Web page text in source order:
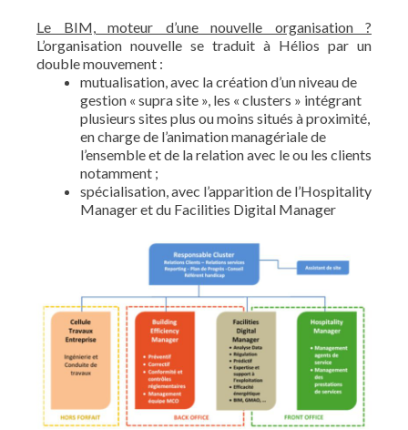
Le BIM, moteur d’une nouvelle organisation ?
L’organisation nouvelle se traduit à Hélios par un
double mouvement :
mutualisation, avec la création d’un niveau de
gestion « supra site », les « clusters » intégrant
plusieurs sites plus ou moins situés à proximité,
en charge de l’animation managériale de
l’ensemble et de la relation avec le ou les clients
notamment ;
spécialisation, avec l’apparition de l’Hospitality
Manager et du Facilities Digital Manager